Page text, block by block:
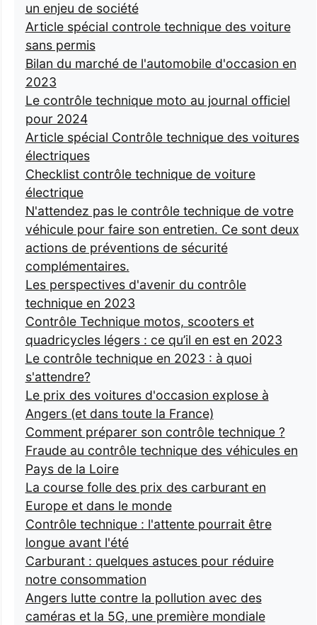
un enjeu de société
Article spécial controle technique des voiture
sans permis
Bilan du marché de l'automobile d'occasion en
2023
Le contrôle technique moto au journal officiel
pour 2024
Article spécial Contrôle technique des voitures
électriques
Checklist contrôle technique de voiture
électrique
N'attendez pas le contrôle technique de votre
véhicule pour faire son entretien. Ce sont deux
actions de préventions de sécurité
complémentaires.
Les perspectives d'avenir du contrôle
technique en 2023
Contrôle Technique motos, scooters et
quadricycles légers : ce qu’il en est en 2023
Le contrôle technique en 2023 : à quoi
s'attendre?
Le prix des voitures d'occasion explose à
Angers (et dans toute la France)
Comment préparer son contrôle technique ?
Fraude au contrôle technique des véhicules en
Pays de la Loire
La course folle des prix des carburant en
Europe et dans le monde
Contrôle technique : l'attente pourrait être
longue avant l'été
Carburant : quelques astuces pour réduire
notre consommation
Angers lutte contre la pollution avec des
caméras et la 5G, une première mondiale